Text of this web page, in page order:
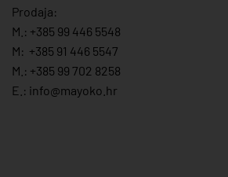
Prodaja:
M.: +385 99 446 5548
M: +385 91 446 5547
M.: +385 99 702 8258
E.: info@mayoko. hr